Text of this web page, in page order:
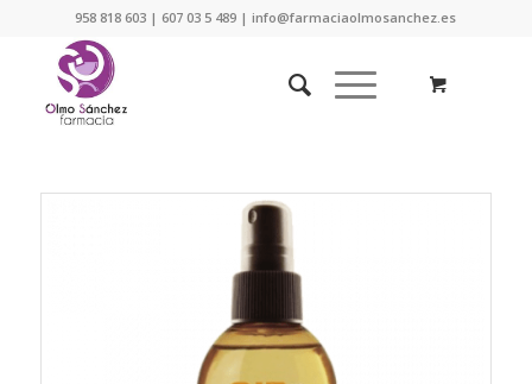
958 818 603 | 607 03 5 489 | info@farmaciaolmosanchez.es